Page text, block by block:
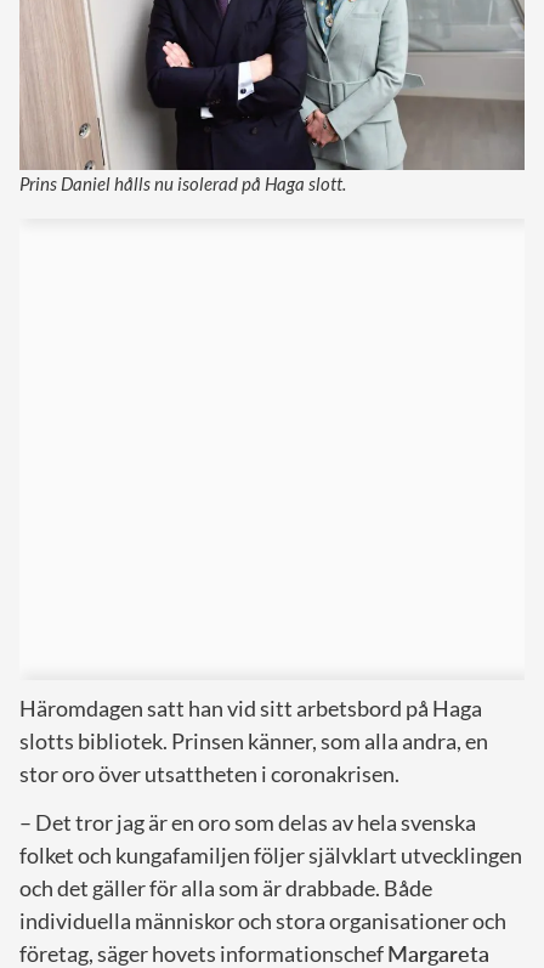
Prins Daniel hålls nu isolerad på Haga slott.
Häromdagen satt han vid sitt arbetsbord på Haga
slotts bibliotek. Prinsen känner, som alla andra, en
stor oro över utsattheten i coronakrisen.
– Det tror jag är en oro som delas av hela svenska
folket och kungafamiljen följer självklart utvecklingen
och det gäller för alla som är drabbade. Både
individuella människor och stora organisationer och
företag, säger hovets informationschefMargareta